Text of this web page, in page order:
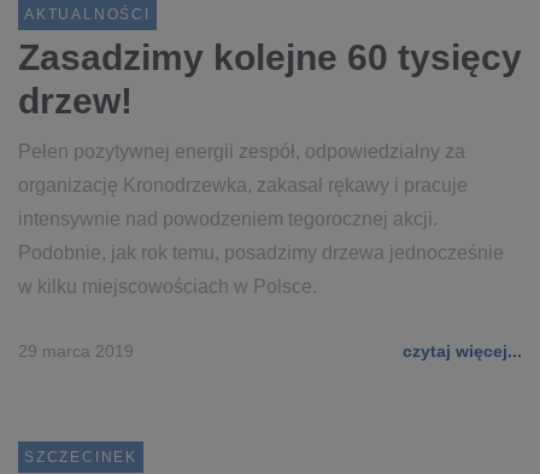
AKTUALNOŚCI
Zasadzimy kolejne 60 tysięcy
drzew!
Pełen pozytywnej energii zespół, odpowiedzialny za
organizację Kronodrzewka, zakasał rękawy i pracuje
intensywnie nad powodzeniem tegorocznej akcji.
Podobnie, jak rok temu, posadzimy drzewa jednocześnie
w kilku miejscowościach w Polsce.
29 marca 2019 czytaj więcej...
SZCZECINEK